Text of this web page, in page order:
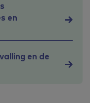
en
en de